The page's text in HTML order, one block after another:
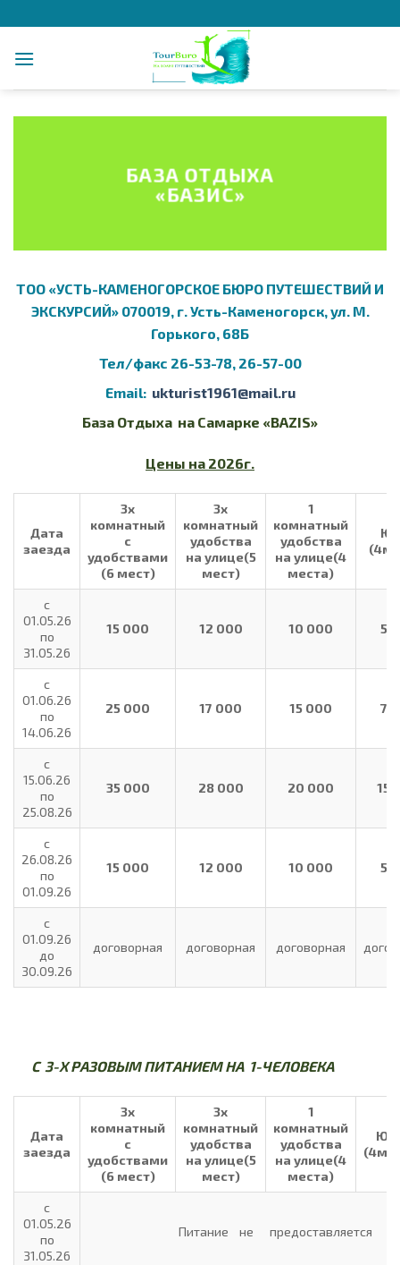
to
content
БАЗА ОТДЫХА
«БАЗИС»
ТОО «УСТЬ-КАМЕНОГОРСКОЕ БЮРО ПУТЕШЕСТВИЙ И
ЭКСКУРСИЙ» 070019, г. Усть-Каменогорск, ул. М.
Горького, 68Б
Тел/факс 26-53-78, 26-57-00
Email: ukturist1961@mail.ru
База Отдыха на Самарке «BAZIS»
Цены на 2026г.
Дата
заезда
3х
комнатный
с
удобствами
(6 мест)
3х
комнатный
удобства
на улице(5
мест)
1
комнатный
удобства
на улице(4
места)
с
01.05.26
по
31.05.26
15 000 12 000 10 000 5
с
01.06.26
по
14.06.26
25 000 17 000 15 000 7
с
15.06.26
по
25.08.26
35 000 28 000 20 000 15
с
26.08.26
по
01.09.26
15 000 12 000 10 000 5
с
01.09.26
до
30.09.26
договорная договорная договорная
С 3-Х РАЗОВЫМ ПИТАНИЕМ НА 1-ЧЕЛОВЕКА
Дата
заезда
3х
комнатный
с
удобствами
(6 мест)
3х
комнатный
удобства
на улице(5
мест)
1
комнатный
удобства
на улице(4
места)
с
01.05.26
по
31.05.26
Питание не предоставляется